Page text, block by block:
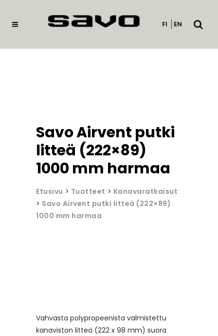
FI EN
Avaa
Savo Airvent putki
litteä (222×89)
1000 mm harmaa
Etusivu > Tuotteet > Kanavaratkaisut
> Savo Airvent putki litteä (222×89)
1000 mm harmaa
Vahvasta polypropeenista valmistettu
kanaviston litteä (222 x 98 mm) suora